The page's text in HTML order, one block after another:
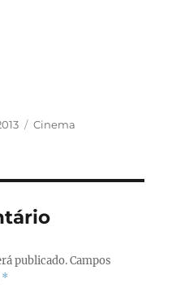
Categorias
Cinema
publicado. Campos
*